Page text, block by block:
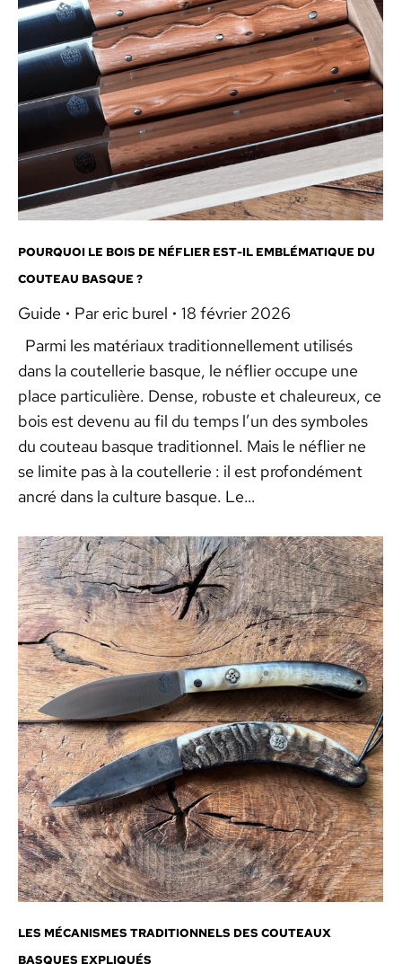
POURQUOI LE BOIS DE NÉFLIER EST-IL EMBLÉMATIQUE DU
COUTEAU BASQUE ?
Guide Par eric burel
18 février 2026
Parmi les matériaux traditionnellement utilisés
dans la coutellerie basque, le néflier occupe une
place particulière. Dense, robuste et chaleureux, ce
bois est devenu au fil du temps l’un des symboles
du couteau basque traditionnel. Mais le néflier ne
se limite pas à la coutellerie : il est profondément
ancré dans la culture basque. Le…
LES MÉCANISMES TRADITIONNELS DES COUTEAUX
BASQUES EXPLIQUÉS